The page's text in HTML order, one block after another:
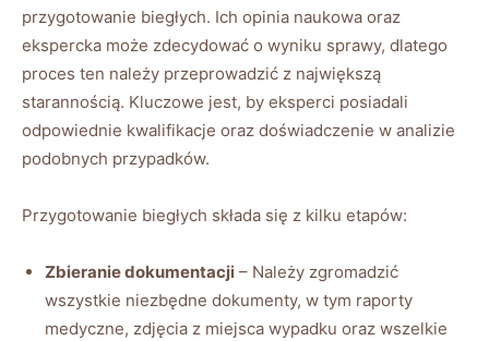
przygotowanie biegłych. Ich opinia naukowa oraz
ekspercka może zdecydować o wyniku sprawy, dlatego
proces ten należy przeprowadzić z największą
starannością. Kluczowe jest, by eksperci posiadali
odpowiednie kwalifikacje oraz doświadczenie w analizie
podobnych przypadków.
Przygotowanie biegłych składa się z kilku etapów:
Zbieranie dokumentacji – Należy zgromadzić
wszystkie niezbędne dokumenty, w tym raporty
medyczne, zdjęcia z miejsca wypadku oraz wszelkie